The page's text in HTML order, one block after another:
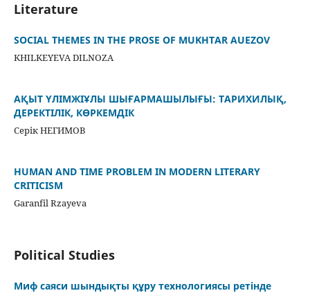
Literature
SOCIAL THEMES IN THE PROSE OF MUKHTAR AUEZOV
KHILKEYEVA DILNOZA
АҚЫТ ҮЛІМЖІҰЛЫ ШЫҒАРМАШЫЛЫҒЫ: ТАРИХИЛЫҚ,
ДЕРЕКТІЛІК, КӨРКЕМДІК
Серік НЕГИМОВ
HUMAN AND TIME PROBLEM IN MODERN LITERARY
CRITICISM
Garanfil Rzayeva
Political Studies
Миф саяси шындықты құру технологиясы ретінде